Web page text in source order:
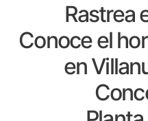
Rastrea
Conoce el
en